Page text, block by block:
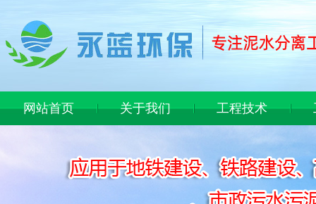
网站首页 关于我们 工程技术